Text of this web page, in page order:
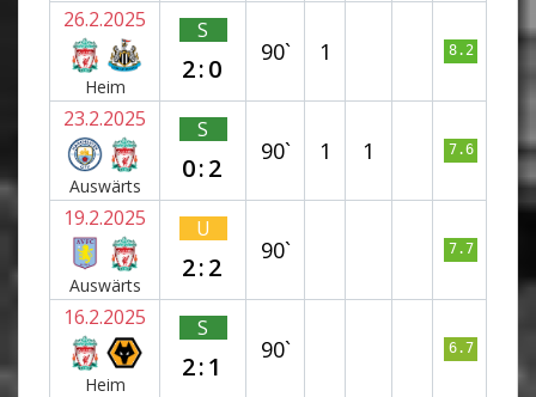
26.2.2025
Heim
S
2:0
90` 1 8.2
23.2.2025
Auswärts
S
0:2
90` 1 1 7.6
19.2.2025
Auswärts
U
2:2
90` 7.7
16.2.2025
Heim
S
2:1
90` 6.7